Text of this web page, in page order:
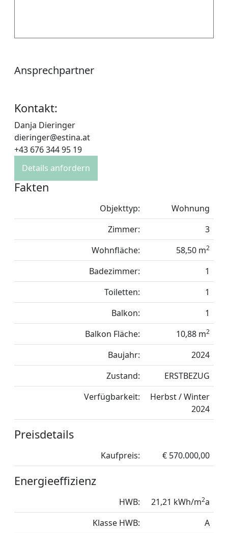
Ansprechpartner
Kontakt:
Danja Dieringer
dieringer@estina.at
+43 676 344 95 19
Details anfordern
Fakten
Objekttyp:
Wohnung
Zimmer:
3
Wohnfläche:
58,50 m2
Badezimmer:
1
Toiletten:
1
Balkon:
1
Balkon Fläche:
10,88 m2
Baujahr:
2024
Zustand:
ERSTBEZUG
Verfügbarkeit:
Herbst / Winter
2024
Preisdetails
Kaufpreis: € 570.000,00
Energieeffizienz
HWB: 21,21 kWh/m2a
Klasse HWB:
A